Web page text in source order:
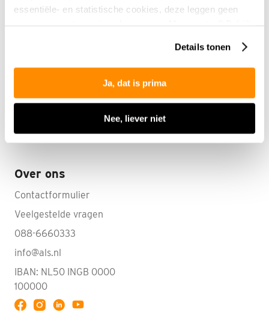
essentiële- en statistische cookies, deze leggen geen
Details tonen
Ja, dat is prima
Nee, liever niet
Informatie
Onderzoek
ALS-websites
Actieplatform
Online collectebus
Uitvaartcollecte
Over ons
Contactformulier
Veelgestelde vragen
088-6660333
info@als.nl
IBAN: NL50 INGB 0000
100000